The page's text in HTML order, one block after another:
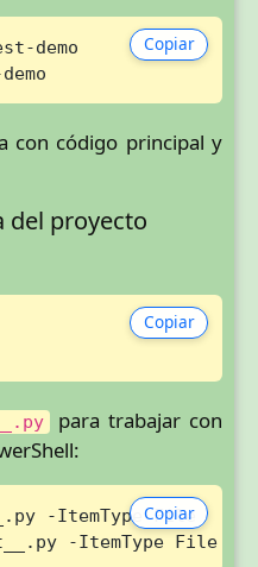
Copiar
con código principal y
del proyecto
Copiar
para trabajar con
Copiar
-ItemType File
-ItemType File